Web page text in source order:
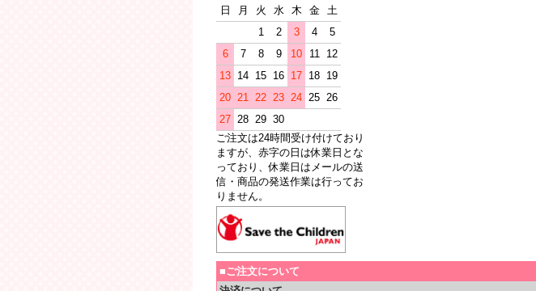
日
月 火 水 木 金
土
1
2 3 4
5
6
7 8 9 10 11
12
13 14 15 16 17 18 19
20 21 22 23 24 25 26
27 28 29 30
ご注文は24時間受け付けており
ますが、赤字の日は休業日とな
っており、休業日はメールの送
信・商品の発送作業は行ってお
りません。
■ご注文について